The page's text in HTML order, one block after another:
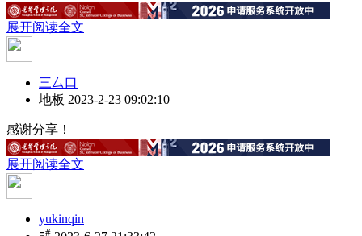
展开阅读全文
三厶口
地板 2023-2-23 09:02:10
感谢分享！
展开阅读全文
yukinqin
#